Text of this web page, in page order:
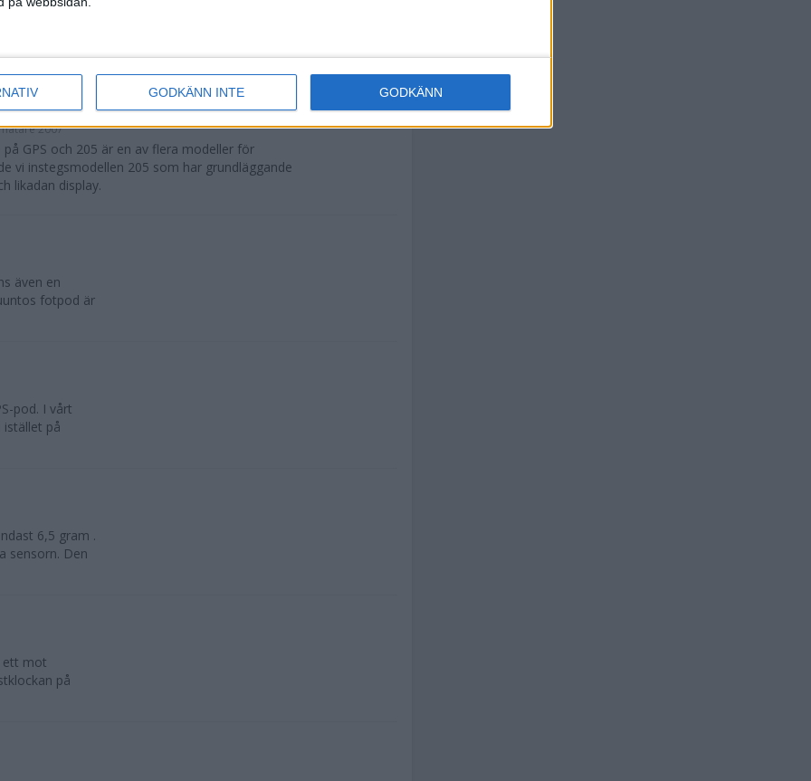
GODKÄNN INTE GODKÄNN
fästs
205
2007
på GPS och 205 är en av flera modeller för
vi instegsmodellen 205 som har grundläggande
likadan display.
även en
fotpod är
pod. I vårt
istället på
6,5 gram .
sensorn. Den
ett mot
på